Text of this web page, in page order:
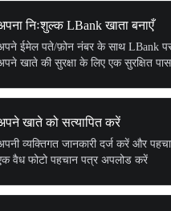
निःशुल्क LBank खाता बनाएँ
ईमेल पते/फ़ोन नंबर के साथ LBank
खाते की सुरक्षा के लिए एक सुरक्षित
खाते को सत्यापित करें
व्यक्तिगत जानकारी दर्ज करें और
वैध फोटो पहचान पत्र अपलोड करें